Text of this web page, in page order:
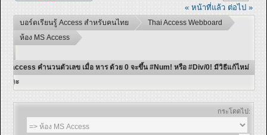
« หน้าที่แล้ว ต่อไป »
บอร์ดเรียนรู้ Access สำหรับคนไทย
Thai Access Webboard
ห้อง MS Access
access คำนวนตัวเลข เมื่อ หาร ด้วย 0 จะขึ้น #Num! หรือ #Div/0! มีวิธีแก้ไหม่
คะ
กระโดดไป: